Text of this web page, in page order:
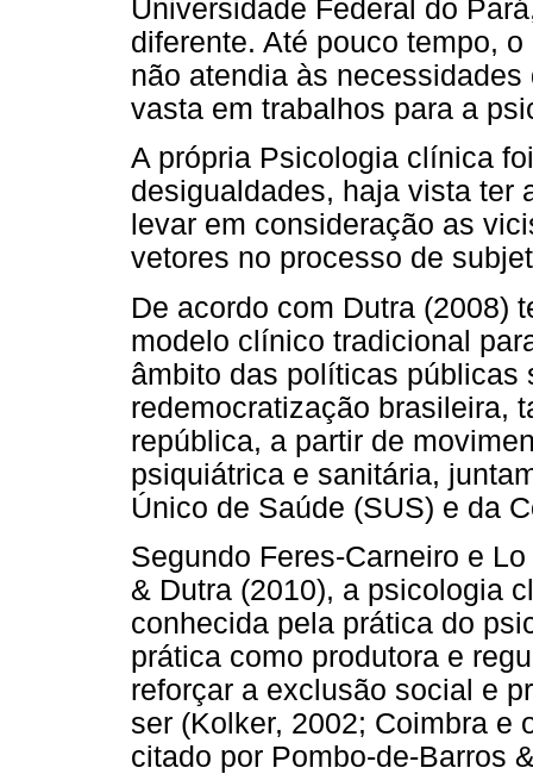
Universidade Federal do
diferente. Até pouco tempo,
não atendia às
vasta em trabalhos para a
A própria Psicologia clínica
desigualdades, haja vista ter
levar em consideração as
vetores no processo de
De acordo com Dutra (2008)
modelo clínico tradicional
âmbito das políticas públicas
redemocratização brasileira,
república, a partir de
psiquiátrica e sanitária,
Único de Saúde (SUS) e da
Segundo Feres-Carneiro e
& Dutra (2010), a psicologia
conhecida pela prática do
prática como produtora e
reforçar a exclusão social e
ser (Kolker, 2002; Coimbra e
citado por Pombo-de-Barros